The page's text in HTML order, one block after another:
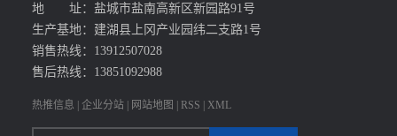
地 址：盐城市盐南高新区新园路91号
生产基地：建湖县上冈产业园纬二支路1号
销售热线：13912507028
售后热线：13851092988
热推信息 | 企业分站 | 网站地图 | RSS | XML